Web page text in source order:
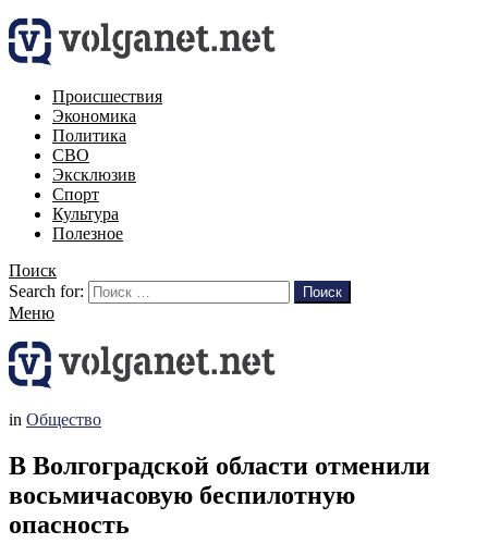
Происшествия
Экономика
Политика
СВО
Эксклюзив
Спорт
Культура
Полезное
Поиск
Search for:
Поиск
Меню
in Общество
В Волгоградской области отменили
восьмичасовую беспилотную
опасность